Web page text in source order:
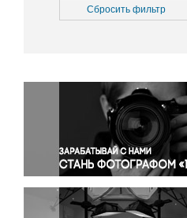
Медицина
Окружающая среда
Политика
Правосудие
Происшествия и
Религия
Светская жизнь
Спорт
Сбросить фильтр